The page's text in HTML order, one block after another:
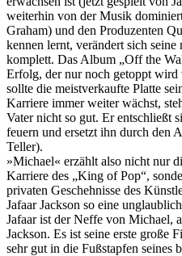
weiterhin von der Musik
Graham) und den Produzenten
kennen lernt, verändert sich
komplett. Das Album „Off the
Erfolg, der nur noch getoppt
sollte die meistverkaufte Platte
Karriere immer weiter wächst,
Vater nicht so gut. Er entschließt
feuern und ersetzt ihn durch den
Teller).
»Michael« erzählt also nicht nur
Karriere des „King of Pop“,
privaten Geschehnisse des
Jafaar Jackson so eine
Jafaar ist der Neffe von Michael,
Jackson. Es ist seine erste große
sehr gut in die Fußstapfen seines